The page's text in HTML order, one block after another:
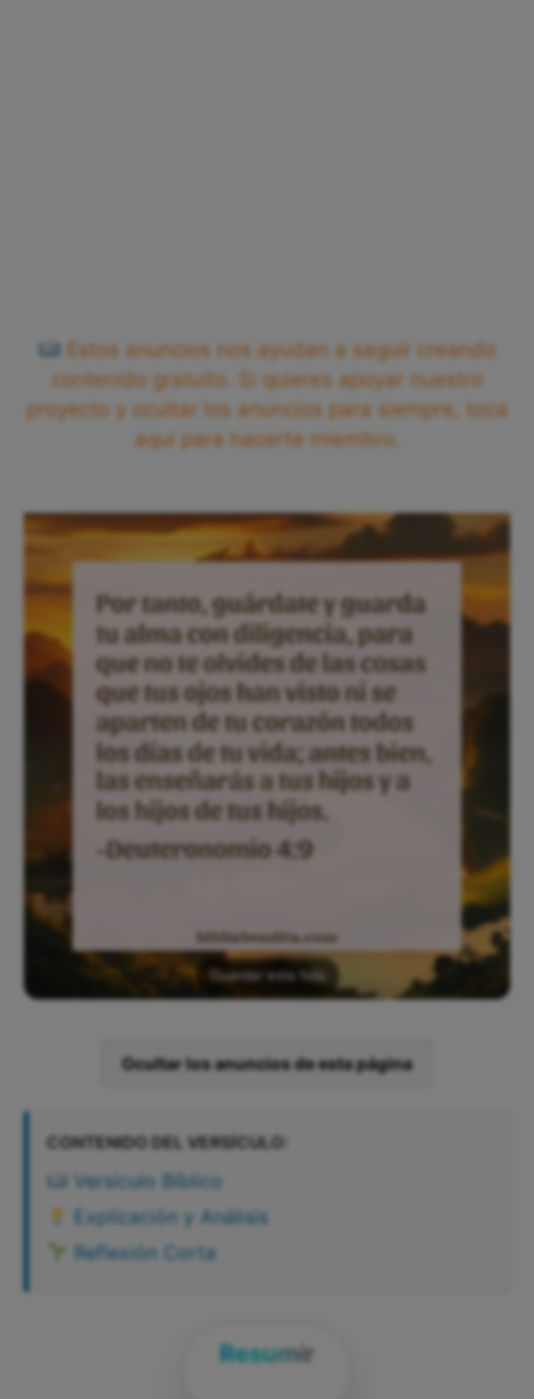
Estos anuncios nos ayudan a seguir creando
contenido gratuito. Si quieres apoyar nuestro
proyecto y ocultar los anuncios para siempre, toca
aquí para hacerte miembro.
Guardar esta foto
Ocultar los anuncios de esta página
CONTENIDO DEL VERSÍCULO:
Versículo Bíblico
Explicación y Análisis
Reflexión Corta
Resumir